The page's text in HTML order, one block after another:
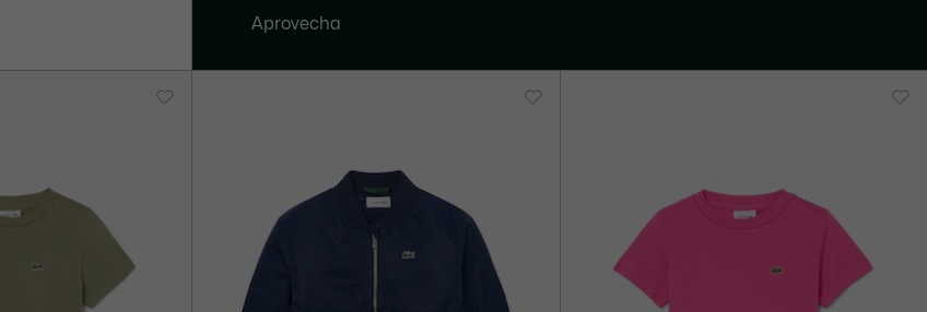
Aprovecha